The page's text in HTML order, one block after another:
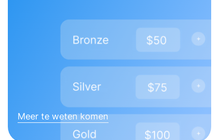
Meer te weten komen